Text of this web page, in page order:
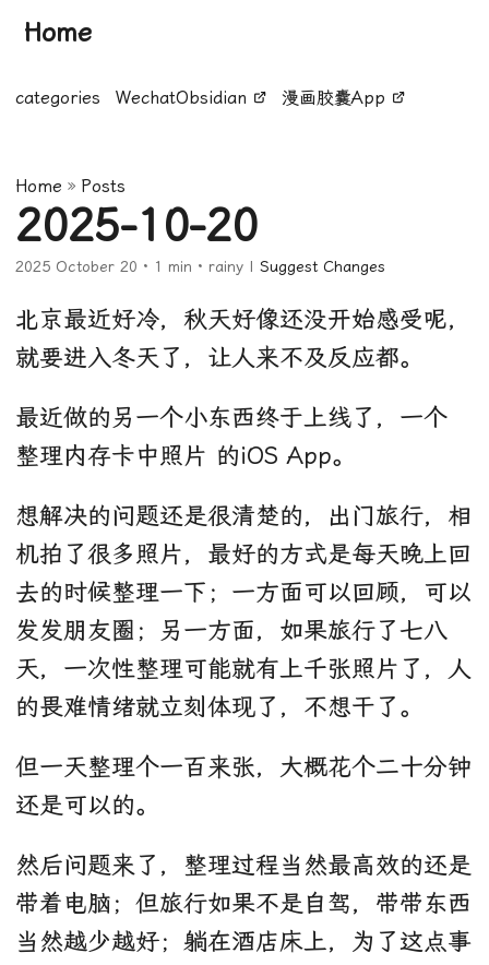
Home
categories WechatObsidian 漫画胶囊App
Home » Posts
2025-10-20
2025 October 20 · 1 min · rainy | Suggest Changes
北京最近好冷，秋天好像还没开始感受呢，
就要进入冬天了，让人来不及反应都。
最近做的另一个小东西终于上线了，一个
整理内存卡中照片 的iOS App。
想解决的问题还是很清楚的，出门旅行，相
机拍了很多照片，最好的方式是每天晚上回
去的时候整理一下；一方面可以回顾，可以
发发朋友圈；另一方面，如果旅行了七八
天，一次性整理可能就有上千张照片了，人
的畏难情绪就立刻体现了，不想干了。
但一天整理个一百来张，大概花个二十分钟
还是可以的。
然后问题来了，整理过程当然最高效的还是
带着电脑；但旅行如果不是自驾，带带东西
当然越少越好；躺在酒店床上，为了这点事